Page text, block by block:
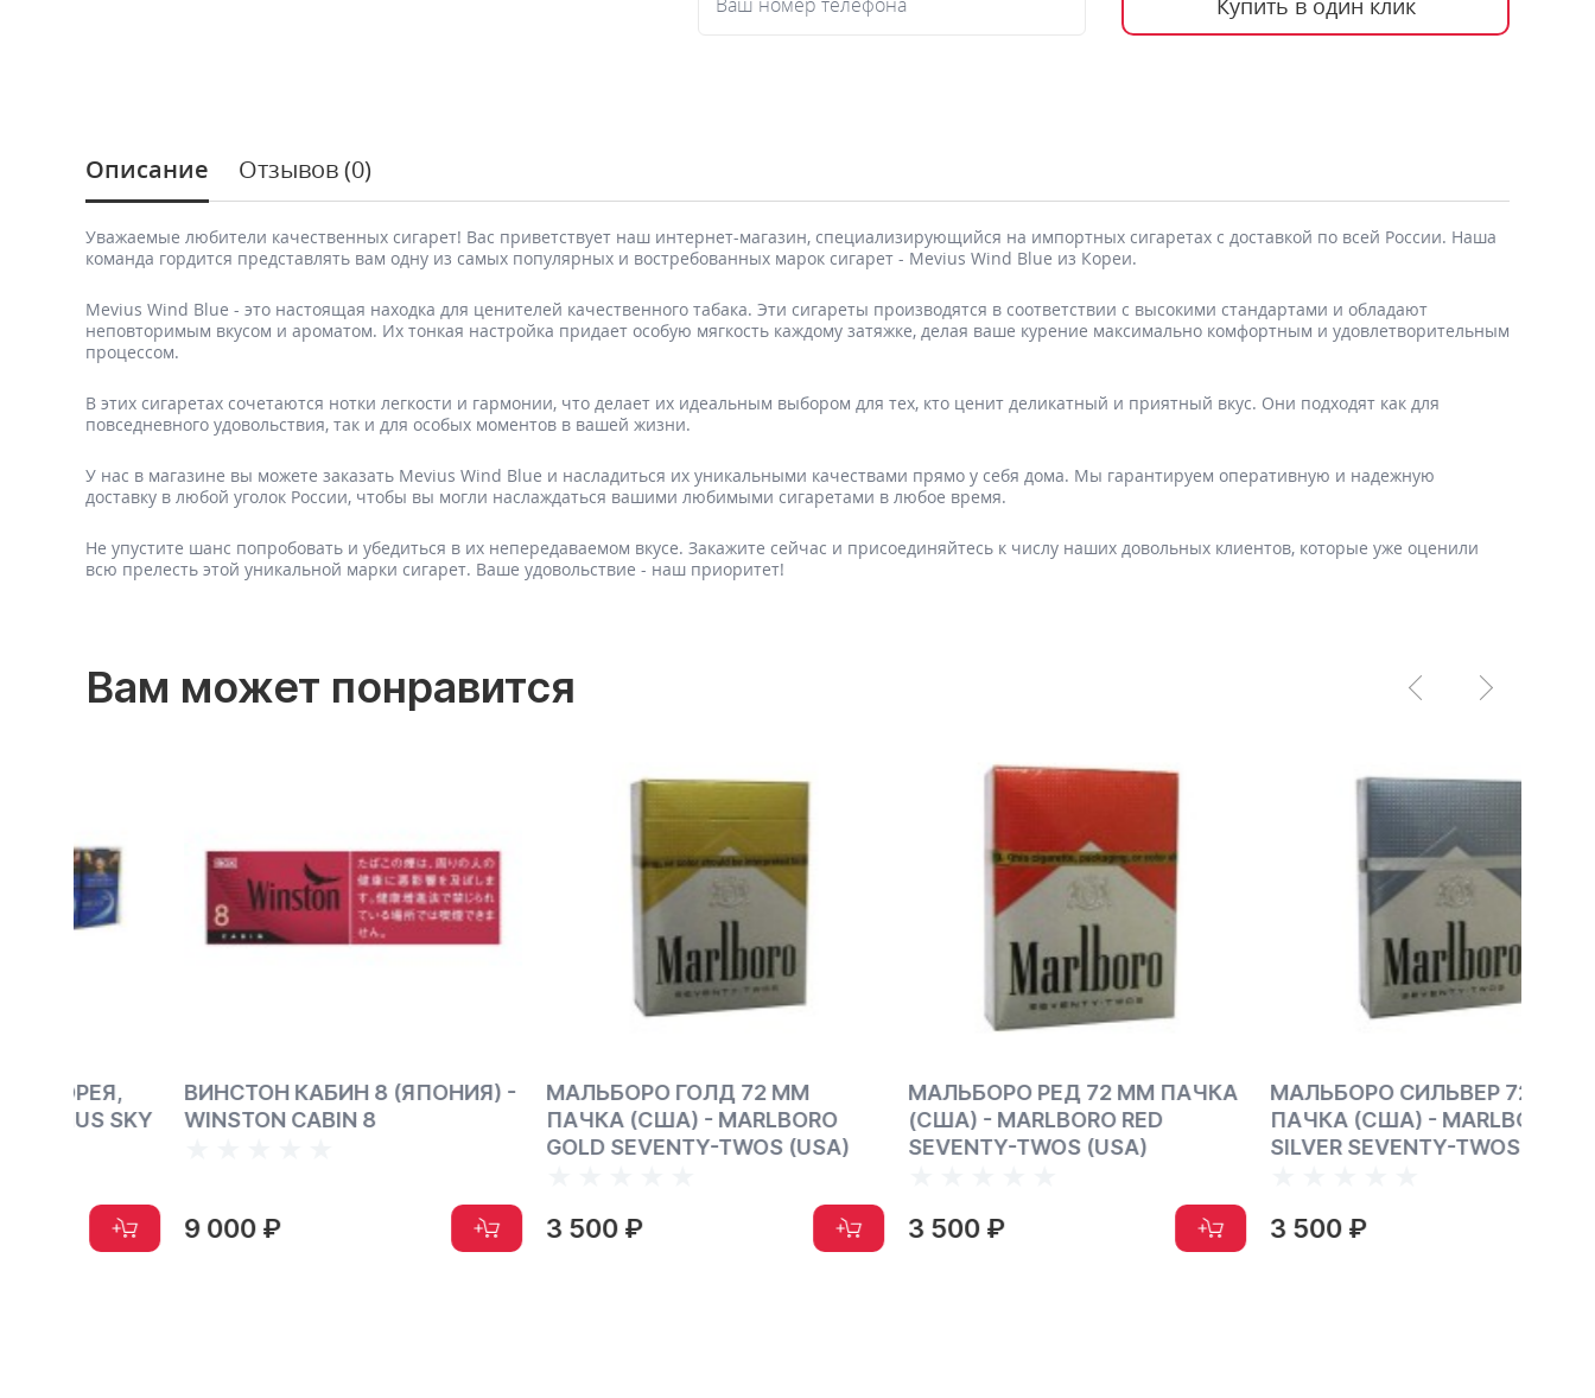
Купить в один клик
Описание Отзывов (0)
Уважаемые любители качественных сигарет! Вас приветствует наш интернет-магазин, специализирующийся на импортных сигаретах с доставкой по всей России. Наша
команда гордится представлять вам одну из самых популярных и востребованных марок сигарет - Mevius Wind Blue из Кореи.
Mevius Wind Blue - это настоящая находка для ценителей качественного табака. Эти сигареты производятся в соответствии с высокими стандартами и обладают
неповторимым вкусом и ароматом. Их тонкая настройка придает особую мягкость каждому затяжке, делая ваше курение максимально комфортным и удовлетворительным
процессом.
В этих сигаретах сочетаются нотки легкости и гармонии, что делает их идеальным выбором для тех, кто ценит деликатный и приятный вкус. Они подходят как для
повседневного удовольствия, так и для особых моментов в вашей жизни.
У нас в магазине вы можете заказать Mevius Wind Blue и насладиться их уникальными качествами прямо у себя дома. Мы гарантируем оперативную и надежную
доставку в любой уголок России, чтобы вы могли наслаждаться вашими любимыми сигаретами в любое время.
Не упустите шанс попробовать и убедиться в их непередаваемом вкусе. Закажите сейчас и присоединяйтесь к числу наших довольных клиентов, которые уже оценили
всю прелесть этой уникальной марки сигарет. Ваше удовольствие - наш приоритет!
Вам может понравится
ВИНСТОН КАБИН 8 (ЯПОНИЯ) -
WINSTON CABIN 8
9 000 ₽
МАЛЬБОРО ГОЛД 72 ММ
ПАЧКА (США) - MARLBORO
GOLD SEVENTY-TWOS (USA)
3 500 ₽
МАЛЬБОРО РЕД 72 ММ ПАЧКА
(США) - MARLBORO RED
SEVENTY-TWOS (USA)
3 500 ₽
МАЛЬБОРО СИЛЬВЕР 72 ММ
ПАЧКА (США) - MARLBORO
SILVER SEVENTY-TWOS (USA)
3 500 ₽